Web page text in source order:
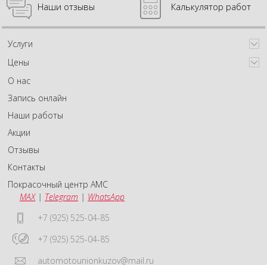
Наши отзывы Калькулятор работ
Услуги
Цены
О нас
Запись онлайн
Наши работы
Акции
Отзывы
Контакты
Покрасочный центр АМС
MAX| Telegram | WhatsApp
+7 (925) 525-04-85
+7 (925) 525-04-85
automotounionkuzov@mail.ru